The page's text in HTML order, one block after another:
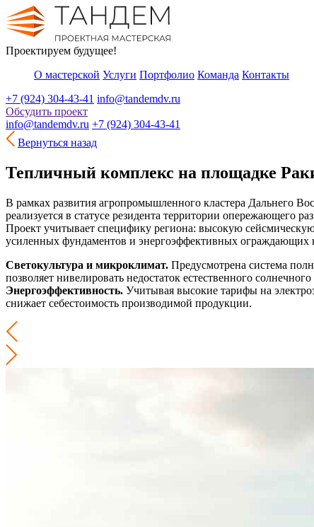
Проектируем будущее!
О мастерской Услуги Портфолио Команда Контакты
+7 (924) 304-43-41 info@tandemdv.ru
Обсудить проект
info@tandemdv.ru +7 (924) 304-43-41
Вернуться назад
Тепличный комплекс на площадке
В рамках развития агропромышленного кластера Дальнего
реализуется в статусе резидента территории
Проект учитывает специфику региона: высокую
усиленных фундаментов и энергоэффективных ограждающих
Светокультура и микроклимат. Предусмотрена система
позволяет нивелировать недостаток естественного
Энергоэффективность. Учитывая высокие тарифы на
снижает себестоимость производимой продукции.